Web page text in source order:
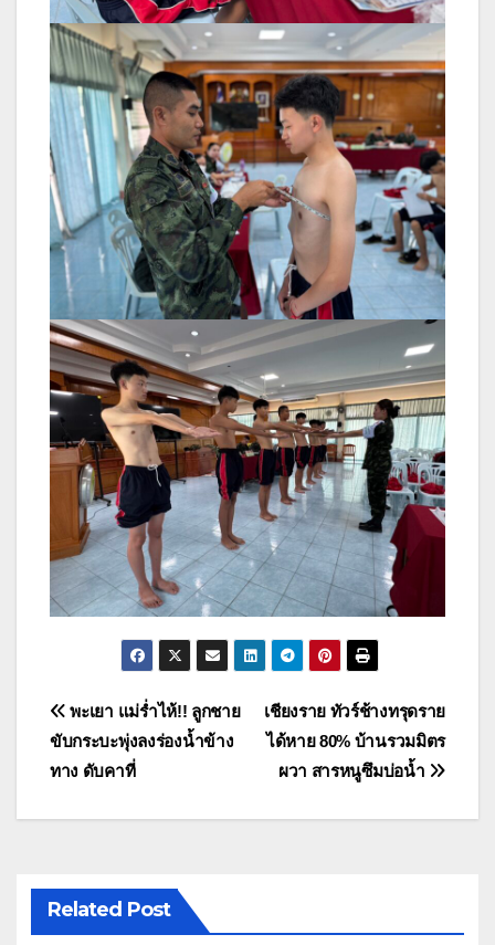
แนะแนว
เรื่อง
เชียงราย ทัวร์ช้างทรุดราย
ได้หาย 80% บ้านรวมมิตร
ผวา สารหนูซึมบ่อน้ำ
พะเยา แม่ร่ำไห้!! ลูกชาย
ขับกระบะพุ่งลงร่องน้ำข้าง
ทาง ดับคาที่
Related Post